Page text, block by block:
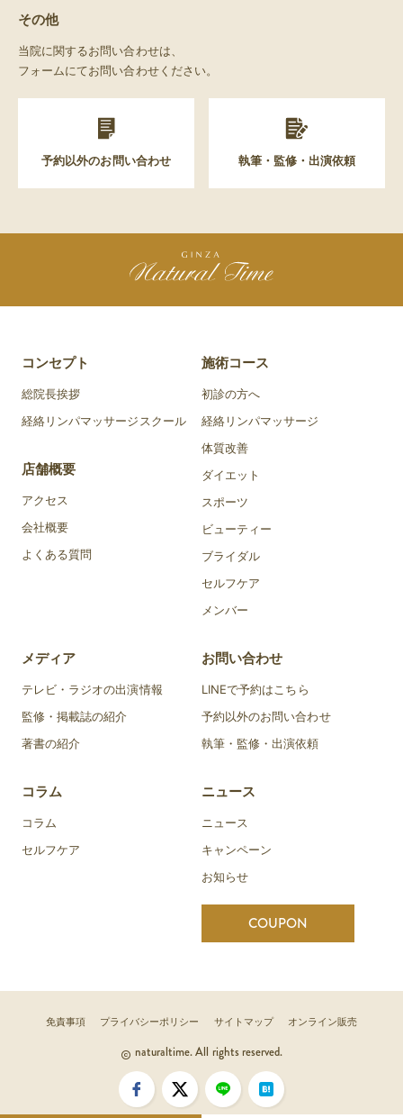
その他
当院に関するお問い合わせは、
フォームにてお問い合わせください。
予約以外のお問い合わせ 執筆・監修・出演依頼
コンセプト
総院長挨拶
経絡リンパマッサージスクール
店舗概要
アクセス
会社概要
よくある質問
施術コース
初診の方へ
経絡リンパマッサージ
体質改善
ダイエット
スポーツ
ビューティー
ブライダル
セルフケア
メンバー
メディア
テレビ・ラジオの出演情報
監修・掲載誌の紹介
著書の紹介
コラム
コラム
セルフケア
お問い合わせ
LINEで予約はこちら
予約以外のお問い合わせ
執筆・監修・出演依頼
ニュース
ニュース
キャンペーン
お知らせ
COUPON
免責事項 プライバシーポリシー サイトマップ オンライン販売
naturaltime. All rights reserved.